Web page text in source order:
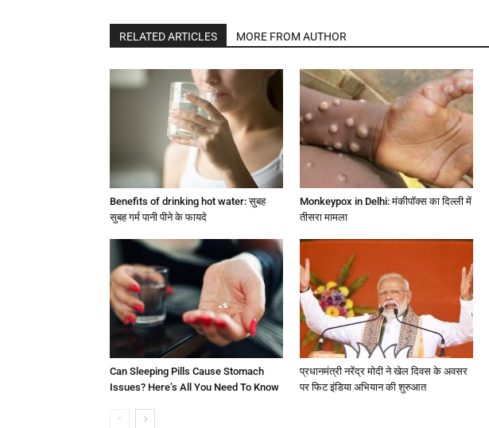
RELATED ARTICLES MORE FROM AUTHOR
Benefits of drinking hot water: सुबह
सुबह गर्म पानी पीने के फायदे
Monkeypox in Delhi: मंकीपॉक्स का दिल्ली में
तीसरा मामला
Can Sleeping Pills Cause Stomach
Issues? Here’s All You Need To Know
प्रधानमंत्री नरेंद्र मोदी ने खेल दिवस के अवसर
पर फिट इंडिया अभियान की शुरुआत